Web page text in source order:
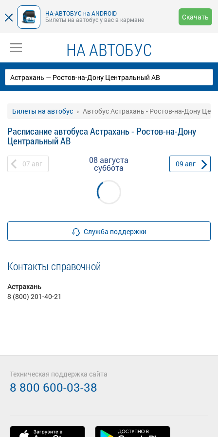
НА-АВТОБУС на ANDROID
Билеты на автобус у вас в кармане
Скачать
НА АВТОБУС
Билеты на автобус Автобус Астрахань - Ростов-на-Дону
Расписание автобуса Астрахань - Ростов-на-Дону
Центральный АВ
07 авг 08 августа
суббота 09 авг
Служба поддержки
Контакты справочной
Астрахань
8 (800) 201-40-21
Техническая поддержка сайта
8 800 600-03-38